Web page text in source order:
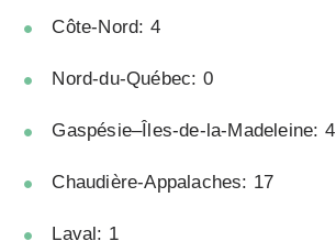
Côte-Nord: 4
Nord-du-Québec: 0
Gaspésie–Îles-de-la-Madeleine: 4
Chaudière-Appalaches: 17
Laval: 1